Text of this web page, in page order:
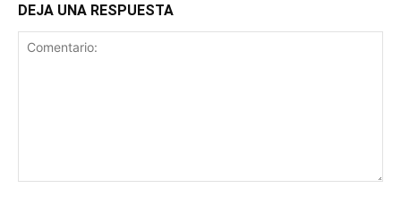
DEJA UNA RESPUESTA